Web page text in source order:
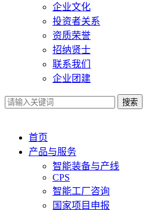
企业文化
投资者关系
资质荣誉
招纳贤士
联系我们
企业团建
搜索
首页
产品与服务
智能装备与产线
CPS
智能工厂咨询
国家项目申报